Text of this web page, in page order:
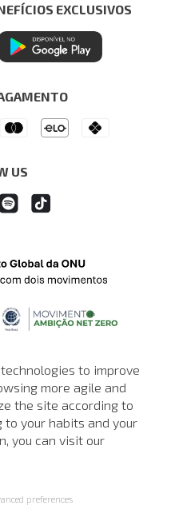
to improve
more agile and
the site according to
to your habits and your
you can visit our
preferences
EXCLUSIVOS
US
direitos reservados. A Loja de
ou alterar informações
0800 990 5500.
de segunda a sábado, exceto